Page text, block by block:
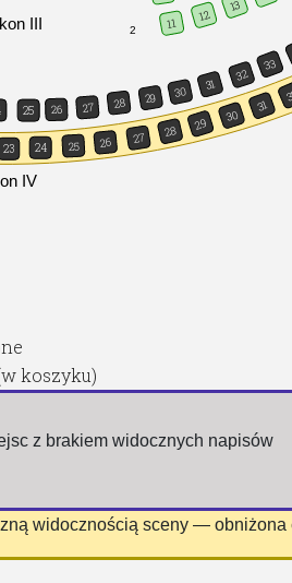
2
IV
III
25 26
24
11
23
27 28
25
12
29
26
13
30
27
31
28
32
29
33
30
31
koszyku)
z brakiem widocznych napisów
widocznością sceny — obniżona